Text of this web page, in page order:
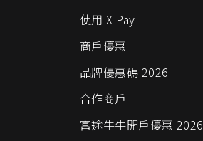
使用 X Pay
商戶優惠
品牌優惠碼 2026
合作商戶
富途牛牛開戶優惠 2026